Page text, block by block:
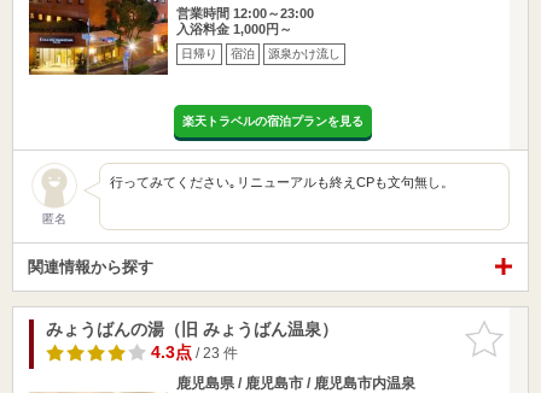
営業時間 12:00～23:00
入浴料金 1,000円～
日帰り 宿泊 源泉かけ流し
楽天トラベルの宿泊プランを見る
匿名
行ってみてください｡リニューアルも終えCPも文句無し。
関連情報から探す
お気に入
りに追加
みょうばんの湯（旧 みょうばん温泉）
4.3点/ 23 件
鹿児島県 / 鹿児島市 / 鹿児島市内温泉